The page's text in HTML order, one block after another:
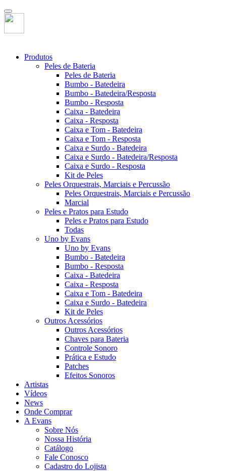
Produtos
Peles de Bateria
Peles de Bateria
Bumbo - Batedeira
Bumbo - Batedeira/Resposta
Bumbo - Resposta
Caixa - Batedeira
Caixa - Resposta
Caixa e Tom - Batedeira
Caixa e Tom - Resposta
Caixa e Surdo - Batedeira
Caixa e Surdo - Batedeira/Resposta
Caixa e Surdo - Resposta
Kit de Peles
Peles Orquestrais, Marciais e Percussão
Peles Orquestrais, Marciais e Percussão
Marcial
Peles e Pratos para Estudo
Peles e Pratos para Estudo
Todas
Uno by Evans
Uno by Evans
Bumbo - Batedeira
Bumbo - Resposta
Caixa - Batedeira
Caixa - Resposta
Caixa e Tom - Batedeira
Caixa e Surdo - Batedeira
Kit de Peles
Outros Acessórios
Outros Acessórios
Chaves para Bateria
Controle Sonoro
Prática e Estudo
Patches
Efeitos Sonoros
Artistas
Vídeos
News
Onde Comprar
A Evans
Sobre Nós
Nossa História
Catálogo
Fale Conosco
Cadastro do Lojista